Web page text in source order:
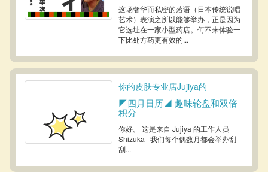
这场奢华而私密的落语（日本传统说唱
艺术）表演之所以能够举办，正是因为
它选址在一家小型药店。何不来体验一
下比处方药更有效的...
你的皮肤专业店Jujiya的
◤四月日历◢ 趣味轮盘和双倍
积分
你好。 这是来自 Jujiya 的工作人员
Shizuka 我们每个偶数月都会举办刮
刮...